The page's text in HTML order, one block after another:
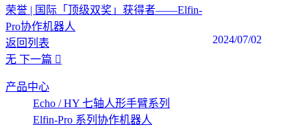
荣誉 | 国际「顶级双奖」获得者——Elfin-
Pro协作机器人
2024/07/02
返回列表
无 下一篇
产品中心
Echo / HY 七轴人形手臂系列
Elfin-Pro 系列协作机器人